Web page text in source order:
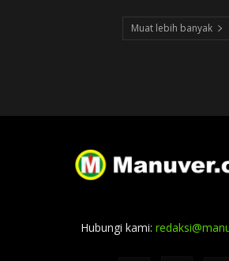
Muat lebih banyak
Hubungi kami: